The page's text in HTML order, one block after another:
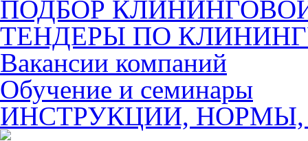
ПОДБОР
ТЕНДЕРЫ ПО
Вакансии компаний
Обучение и семинары
ИНСТРУКЦИИ,